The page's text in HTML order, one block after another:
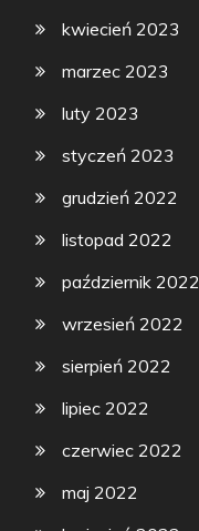
kwiecień 2023
marzec 2023
luty 2023
styczeń 2023
grudzień 2022
listopad 2022
październik 2022
wrzesień 2022
sierpień 2022
lipiec 2022
czerwiec 2022
maj 2022